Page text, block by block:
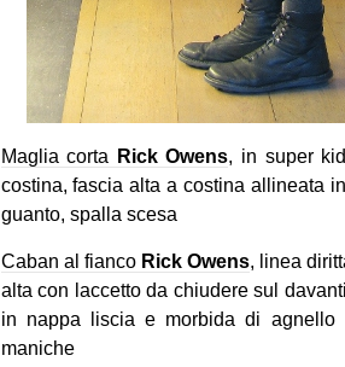
Maglia corta Rick Owens, in super
costina, fascia alta a costina allineata
guanto, spalla scesa
Caban al fianco Rick Owens, linea
alta con laccetto da chiudere sul
in nappa liscia e morbida di agnello
maniche